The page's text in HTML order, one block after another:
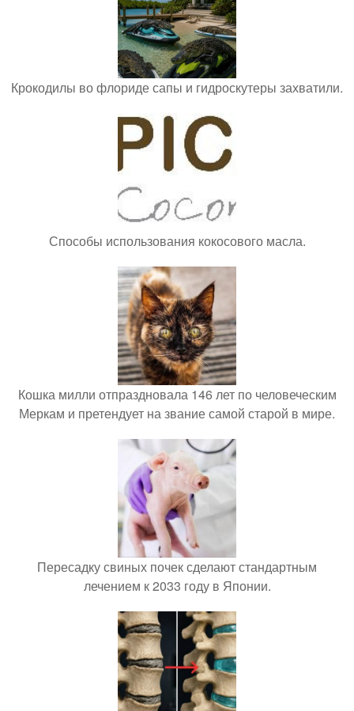
Крокодилы во флориде сапы и гидроскутеры захватили.
Способы использования кокосового масла.
Кошка милли отпраздновала 146 лет по человеческим
Меркам и претендует на звание самой старой в мире.
Пересадку свиных почек сделают стандартным
лечением к 2033 году в Японии.